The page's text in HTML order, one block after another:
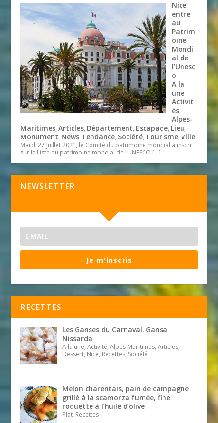
Nice
entre
au
Patrim
oine
Mondi
al de
l’Unesc
o
A la
une,
Activit
és,
Alpes-
Maritimes,Articles, Département, Escapade, Lieu,
Monument, News Tendance, Société, Tourisme,Ville
Mardi 27 juillet 2021, le Comité du patrimoine mondial a inscrit
sur la Liste du patrimoine mondial de l’UNESCO […]
NEWSLETTER
Je m'inscris
RECETTES
Les Ganses du Carnaval. Gansa
Nissarda
A la une, Activité, Alpes-Maritimes, Articles,
Dessert, Nice, Recettes, Société
Melon charentais, pain de campagne
grillé à la scamorza fumée, fine
roquette à l’huile d’olive
Plat, Recettes